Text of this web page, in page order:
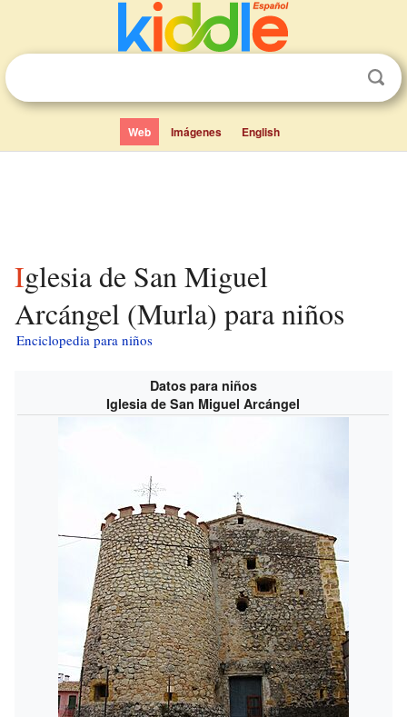
Web Imágenes English
Iglesia de San Miguel
Arcángel (Murla) para niños
Enciclopedia para niños
Datos para niños
Iglesia de San Miguel Arcángel